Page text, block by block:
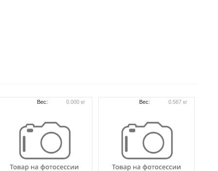
Вес: 0.000 кг Вес: 0.567 кг